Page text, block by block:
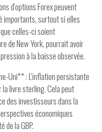
d'options Forex peuvent
importants, surtout si elles
celles-ci soient
de New York, pourrait avoir
à la baisse observée.
Uni** : L'inflation persistante
la livre sterling. Cela peut
des investisseurs dans la
économiques
la GBP.